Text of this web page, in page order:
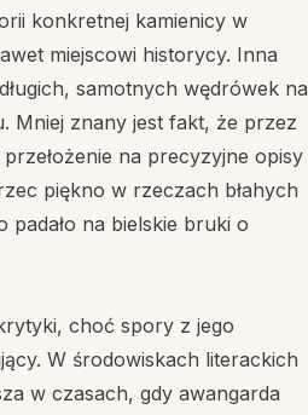
konkretnej kamienicy w
miejscowi historycy. Inna
samotnych wędrówek na
Mniej znany jest fakt, że przez
na precyzyjne opisy
piękno w rzeczach błahych
padało na bielskie bruki o
choć spory z jego
W środowiskach literackich
w czasach, gdy awangarda